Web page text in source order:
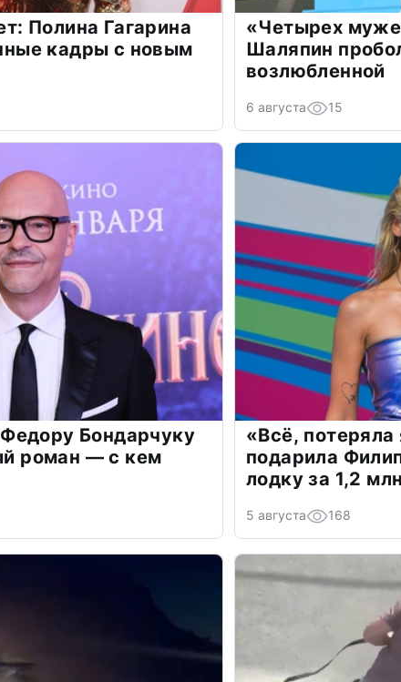
Полина Гагарина
кадры с новым
«Четырех
Шаляпин
возлюбленной
6 августа 15
Бондарчуку
роман — с кем
«Всё,
подарила
лодку за 1,2
5 августа 168